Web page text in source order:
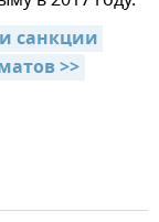
санкции
>>